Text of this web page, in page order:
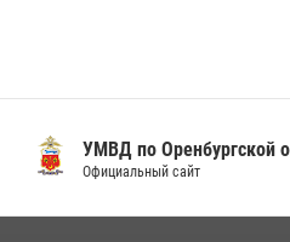
УМВД по Оренбургской
Официальный сайт